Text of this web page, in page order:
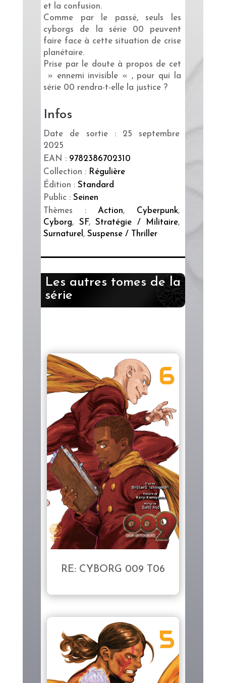
et la confusion.
Comme par le passé, seuls les
cyborgs de la série 00 peuvent
faire face à cette situation de crise
planétaire.
Prise par le doute à propos de cet
» ennemi invisible « , pour qui la
série 00 rendra-t-elle la justice ?
Infos
Date de sortie : 25 septembre
2025
EAN : 9782386702310
Collection : Régulière
Édition :Standard
Public :Seinen
Thèmes :Action, Cyberpunk,
Cyborg, SF,Stratégie / Militaire,
Surnaturel,Suspense / Thriller
Les autres tomes de la
série
RE: CYBORG 009 T06